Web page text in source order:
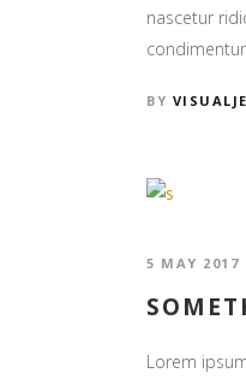
nascetur
BY
5 MAY 2017
Lorem